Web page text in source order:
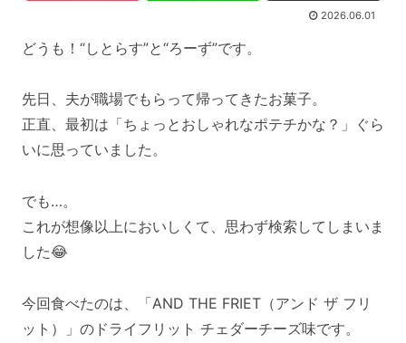
2026.06.01
どうも！“しとらす”と“ろーず”です。
先日、夫が職場でもらって帰ってきたお菓子。
正直、最初は「ちょっとおしゃれなポテチかな？」ぐら
いに思っていました。
でも…。
これが想像以上においしくて、思わず検索してしまいま
した😂
今回食べたのは、「AND THE FRIET（アンド ザ フリ
ット）」のドライフリット チェダーチーズ味です。